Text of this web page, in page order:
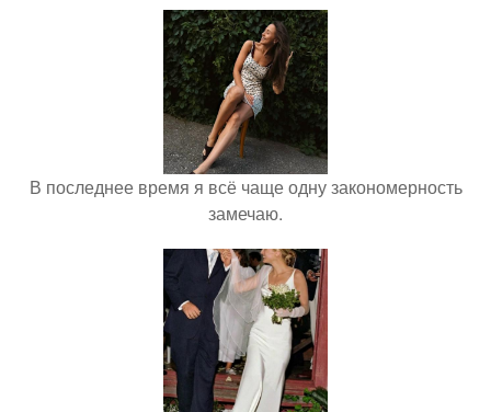
В последнее время я всё чаще одну закономерность
замечаю.